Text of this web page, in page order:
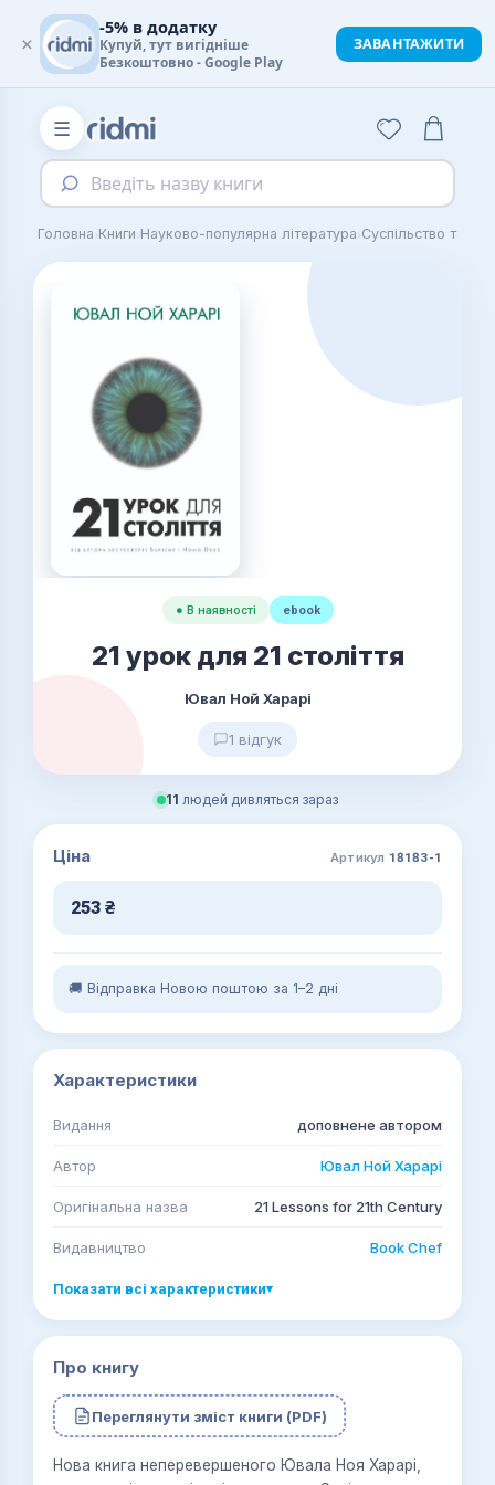
☰
Введіть назву книги
Головна›Книги›Науково-популярна література›Суспільство та
● В наявності ebook
21 урок для 21 століття
Ювал Ной Харарі
1 відгук
11 людей дивляться зараз
Ціна Артикул 18183-1
253 ₴
🚚 Відправка Новою поштою за 1–2 дні
Характеристики
Видання доповнене автором
Автор Ювал Ной Харарі
Оригінальна назва 21 Lessons for 21th Century
Видавництво Book Chef
Показати всі характеристики▾
Про книгу
Переглянути зміст книги (PDF)
Нова книга неперевершеного Ювала Ноя Харарі,
×
-5% в додатку
Купуй, тут вигідніше
Безкоштовно - Google Play
ЗАВАНТАЖИТИ